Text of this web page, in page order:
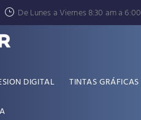
De Lunes a Viernes 8:30 am a
DIGITAL TINTAS GRÁFICAS